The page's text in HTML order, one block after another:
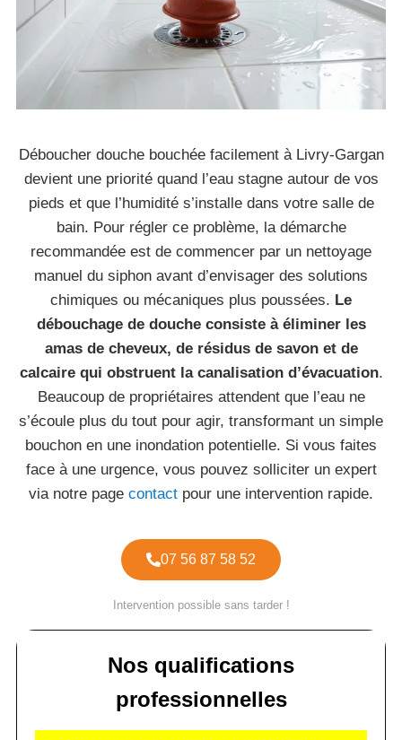
Déboucher douche bouchée facilement à Livry-Gargan
devient une priorité quand l’eau stagne autour de vos
pieds et que l’humidité s’installe dans votre salle de
bain. Pour régler ce problème, la démarche
recommandée est de commencer par un nettoyage
manuel du siphon avant d’envisager des solutions
chimiques ou mécaniques plus poussées. Le
débouchage de douche consiste à éliminer les
amas de cheveux, de résidus de savon et de
calcaire qui obstruent la canalisation d’évacuation.
Beaucoup de propriétaires attendent que l’eau ne
s’écoule plus du tout pour agir, transformant un simple
bouchon en une inondation potentielle. Si vous faites
face à une urgence, vous pouvez solliciter un expert
via notre page contact pour une intervention rapide.
07 56 87 58 52
Intervention possible sans tarder !
Nos qualifications
professionnelles